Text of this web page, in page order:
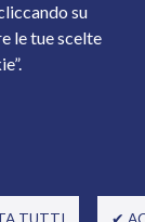
su
le tue scelte
TUTTI ✔